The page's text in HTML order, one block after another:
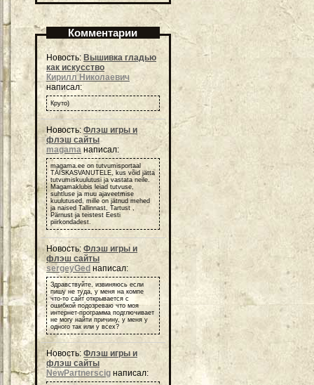
Комментарии
Новость: Вышивка гладью
как искусство
Кирилл Николаевич
написал:
Круто)
Новость: Флэш игры и
флэш сайты
magama написал:
magama.ee on tutvumisportaal
TÄISKASVANUTELE, kus võid jätta
tutvumiskuulutusi ja vastata neile.
Magamaklubis leiad tutvuse,
suhtluse ja muu ajaveetmise
kuulutused, mille on jätnud mehed
ja naised Tallinnast, Tartust ,
Pärnust ja teistest Eesti
piirkondadest.
Новость: Флэш игры и
флэш сайты
sergeyGed написал:
Здравствуйте, извиняюсь если
пишу не туда, у меня на компе
что-то сайт открывается с
ошибкой подозреваю что моя
интернет-программа подглючивает
не могу найти причину, у меня у
одного так или у всех?
Новость: Флэш игры и
флэш сайты
NewPartnerscig написал: